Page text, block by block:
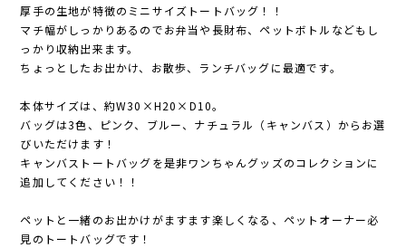
厚手の生地が特徴のミニサイズトートバッグ！！
マチ幅がしっかりあるのでお弁当や長財布、ペットボトルなどもし
っかり収納出来ます。
ちょっとしたお出かけ、お散歩、ランチバッグに最適です。
本体サイズは、約W30×H20×D10。
バッグは3色、ピンク、ブルー、ナチュラル（キャンバス）からお選
びいただけます！
キャンバストートバッグを是非ワンちゃんグッズのコレクションに
追加してください！！
ペットと一緒のお出かけがますます楽しくなる、ペットオーナー必
見のトートバッグです！